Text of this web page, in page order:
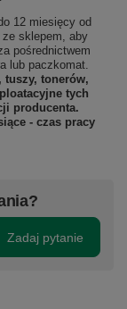
12 miesięcy od
sklepem, aby
pośrednictwem
lub paczkomat.
tuszy, tonerów,
tych
producenta.
- czas pracy
Zadaj pytanie